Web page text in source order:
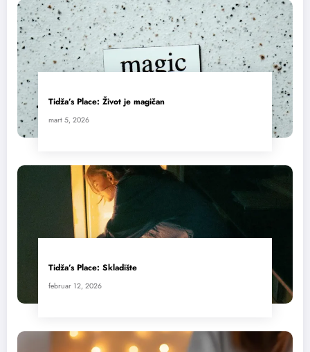
Tidža’s Place: Život je magičan
mart 5, 2026
Tidža’s Place: Skladište
februar 12, 2026